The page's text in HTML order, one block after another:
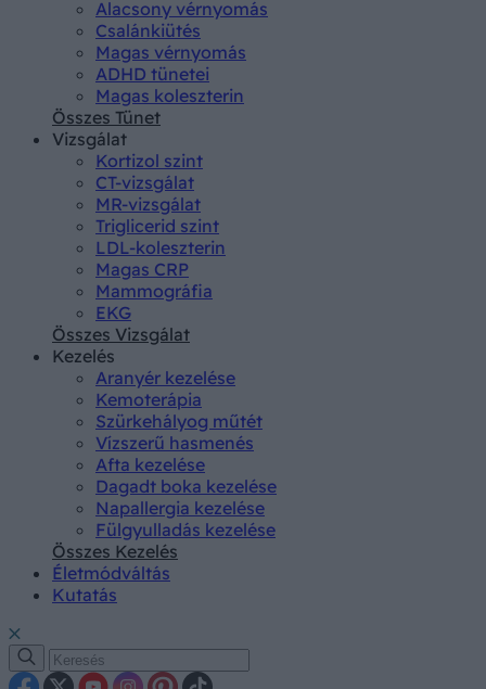
Alacsony vérnyomás
Csalánkiütés
Magas vérnyomás
ADHD tünetei
Magas koleszterin
Összes Tünet
Vizsgálat
Kortizol szint
CT-vizsgálat
MR-vizsgálat
Triglicerid szint
LDL-koleszterin
Magas CRP
Mammográfia
EKG
Összes Vizsgálat
Kezelés
Aranyér kezelése
Kemoterápia
Szürkehályog műtét
Vízszerű hasmenés
Afta kezelése
Dagadt boka kezelése
Napallergia kezelése
Fülgyulladás kezelése
Összes Kezelés
Életmódváltás
Kutatás